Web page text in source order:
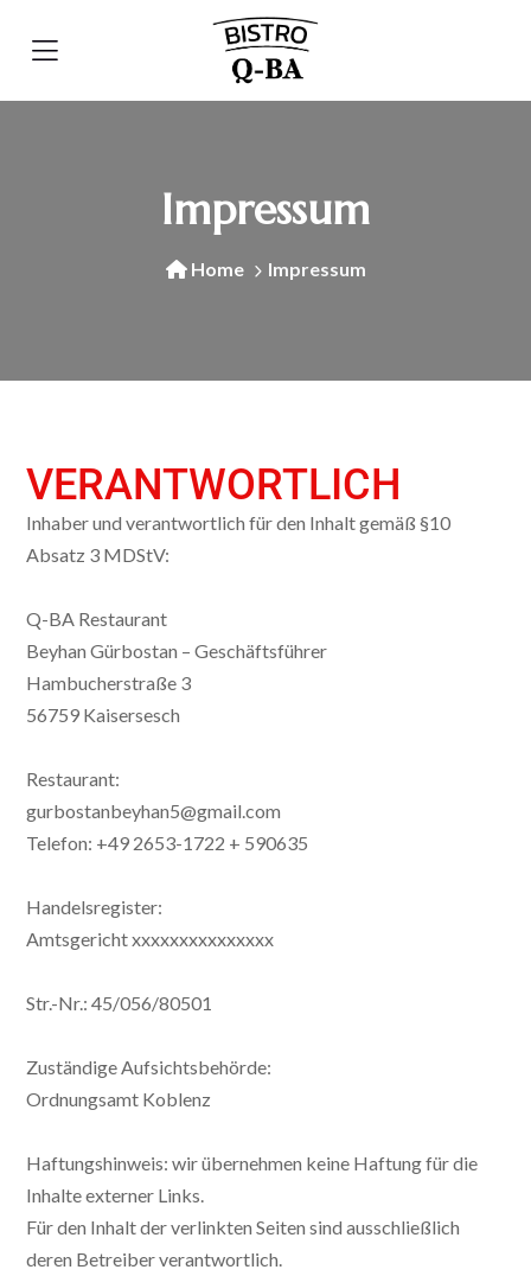
Impressum
Home Impressum
VERANTWORTLICH
Inhaber und verantwortlich für den Inhalt gemäß §10
Absatz 3 MDStV:
Q-BA Restaurant
Beyhan Gürbostan – Geschäftsführer
Hambucherstraße 3
56759 Kaisersesch
Restaurant:
gurbostanbeyhan5@gmail.com
Telefon: +49 2653-1722 + 590635
Handelsregister:
Amtsgericht xxxxxxxxxxxxxxx
Str.-Nr.: 45/056/80501
Zuständige Aufsichtsbehörde:
Ordnungsamt Koblenz
Haftungshinweis: wir übernehmen keine Haftung für die
Inhalte externer Links.
Für den Inhalt der verlinkten Seiten sind ausschließlich
deren Betreiber verantwortlich.